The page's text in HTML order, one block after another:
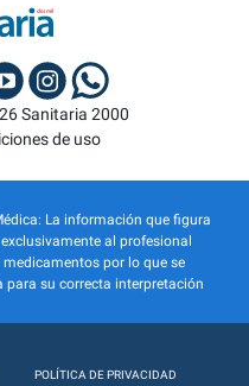
Sanitaria 2000
de uso
La información que figura
al profesional
por lo que se
su correcta interpretación
POLÍTICA DE PRIVACIDAD